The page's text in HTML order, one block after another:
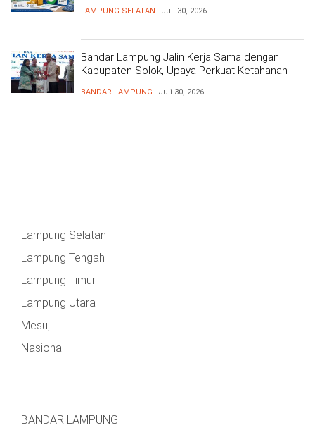
LAMPUNG SELATAN Juli 30, 2026
Bandar Lampung Jalin Kerja Sama dengan
Kabupaten Solok, Upaya Perkuat Ketahanan
BANDAR LAMPUNG Juli 30, 2026
Lampung Selatan
Lampung Tengah
Lampung Timur
Lampung Utara
Mesuji
Nasional
BANDAR LAMPUNG